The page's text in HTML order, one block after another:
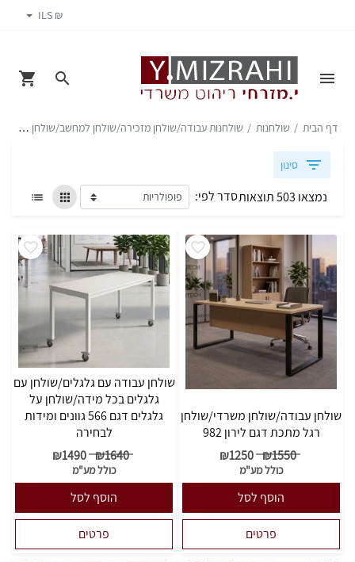
₪ ILS
דף הבית שולחנות שולחנות עבודה/שולחן מזכירה/שולחן למחשב/שולחן משרדי
סינון
נמצאו 503 תוצאות סדר לפי:
שולחן עבודה/שולחן משרדי/שולחן
רגל מתכת דגם לירון 982
₪1550
₪1250
כולל מע"מ
הוסף לסל
פרטים
שולחן עבודה עם גלגלים/שולחן עם
גלגלים בכל מידה/שולחן על
גלגלים דגם 566 גוונים ומידות
לבחירה
₪1640
₪1490
כולל מע"מ
הוסף לסל
פרטים